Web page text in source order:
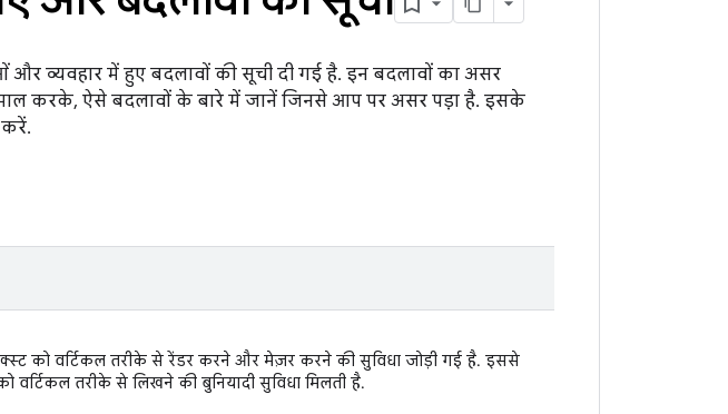
व्यवहार में हुए बदलावों की सूची दी गई है. इन बदलावों का असर
करके, ऐसे बदलावों के बारे में जानें जिनसे आप पर असर पड़ा है. इसके
को वर्टिकल तरीके से रेंडर करने और मेज़र करने की सुविधा जोड़ी गई है. इससे
वर्टिकल तरीके से लिखने की बुनियादी सुविधा मिलती है.